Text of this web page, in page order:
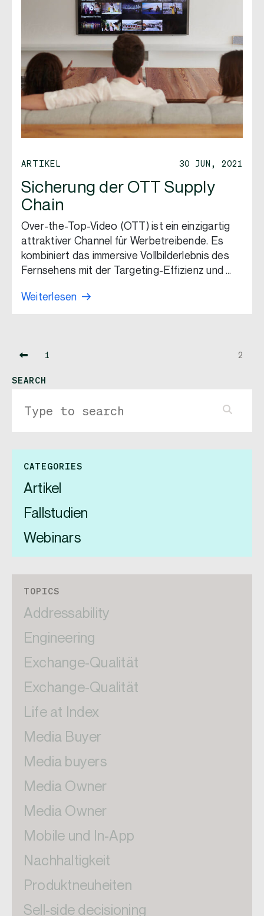
ARTIKEL 30 JUN, 2021
Sicherung der OTT Supply
Chain
Over-the-Top-Video (OTT) ist ein einzigartig
attraktiver Channel für Werbetreibende. Es
kombiniert das immersive Vollbilderlebnis des
Fernsehens mit der Targeting-Effizienz und …
Weiterlesen
1 2
SEARCH
CATEGORIES
Artikel
Fallstudien
Webinars
TOPICS
Addressability
Engineering
Exchange-Qualität
Exchange-Qualität
Life at Index
Media Buyer
Media buyers
Media Owner
Media Owner
Mobile und In-App
Nachhaltigkeit
Produktneuheiten
Sell-side decisioning